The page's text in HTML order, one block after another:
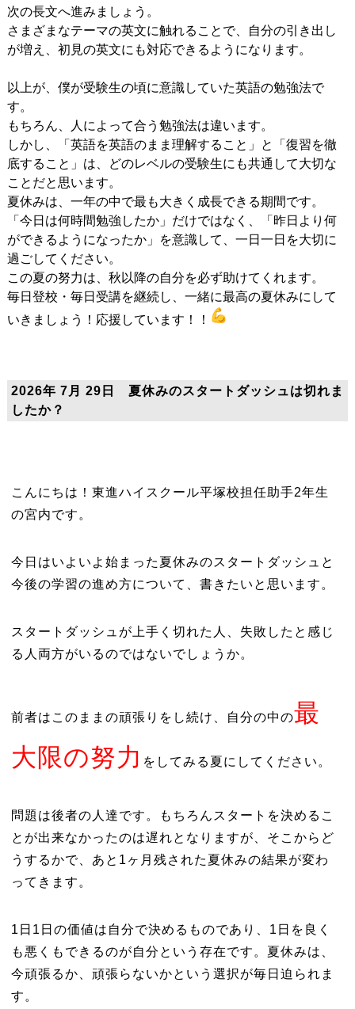
次の長文へ進みましょう。
さまざまなテーマの英文に触れることで、自分の引き出し
が増え、初見の英文にも対応できるようになります。
以上が、僕が受験生の頃に意識していた英語の勉強法で
す。
もちろん、人によって合う勉強法は違います。
しかし、「英語を英語のまま理解すること」と「復習を徹
底すること」は、どのレベルの受験生にも共通して大切な
ことだと思います。
夏休みは、一年の中で最も大きく成長できる期間です。
「今日は何時間勉強したか」だけではなく、「昨日より何
ができるようになったか」を意識して、一日一日を大切に
過ごしてください。
この夏の努力は、秋以降の自分を必ず助けてくれます。
毎日登校・毎日受講を継続し、一緒に最高の夏休みにして
いきましょう！応援しています！！
2026年 7月 29日 夏休みのスタートダッシュは切れま
したか？
こんにちは！東進ハイスクール平塚校担任助手2年生
の宮内です。
今日はいよいよ始まった夏休みのスタートダッシュと
今後の学習の進め方について、書きたいと思います。
スタートダッシュが上手く切れた人、失敗したと感じ
る人両方がいるのではないでしょうか。
前者はこのままの頑張りをし続け、自分の中の最
大限の努力 をしてみる夏にしてください。
問題は後者の人達です。もちろんスタートを決めるこ
とが出来なかったのは遅れとなりますが、そこからど
うするかで、あと1ヶ月残された夏休みの結果が変わ
ってきます。
1日1日の価値は自分で決めるものであり、1日を良く
も悪くもできるのが自分という存在です。夏休みは、
今頑張るか、頑張らないかという選択が毎日迫られま
す。